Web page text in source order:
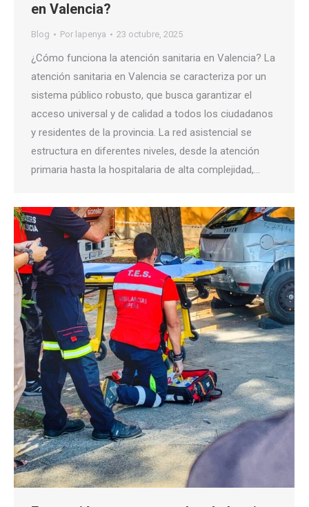
en Valencia?
Blog Por lapenya 23 octubre, 2025
¿Cómo funciona la atención sanitaria en Valencia? La
atención sanitaria en Valencia se caracteriza por un
sistema público robusto, que busca garantizar el
acceso universal y de calidad a todos los ciudadanos
y residentes de la provincia. La red asistencial se
estructura en diferentes niveles, desde la atención
primaria hasta la hospitalaria de alta complejidad,…